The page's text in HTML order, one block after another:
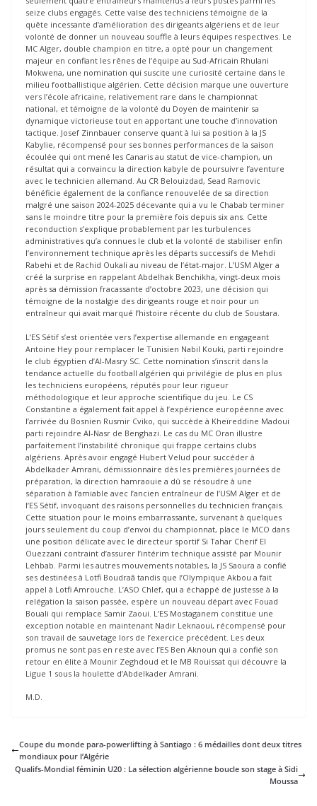
seize clubs engagés. Cette valse des techniciens témoigne de la
quête incessante d’amélioration des dirigeants algériens et de leur
volonté de donner un nouveau souffle à leurs équipes respectives. Le
MC Alger, double champion en titre, a opté pour un changement
majeur en confiant les rênes de l’équipe au Sud-Africain Rhulani
Mokwena, une nomination qui suscite une curiosité certaine dans le
milieu footballistique algérien. Cette décision marque une ouverture
vers l’école africaine, relativement rare dans le championnat
national, et témoigne de la volonté du Doyen de maintenir sa
dynamique victorieuse tout en apportant une touche d’innovation
tactique. Josef Zinnbauer conserve quant à lui sa position à la JS
Kabylie, récompensé pour ses bonnes performances de la saison
écoulée qui ont mené les Canaris au statut de vice-champion, un
résultat qui a convaincu la direction kabyle de poursuivre l’aventure
avec le technicien allemand. Au CR Belouizdad, Sead Ramovic
bénéficie également de la confiance renouvelée de sa direction
malgré une saison 2024-2025 décevante qui a vu le Chabab terminer
sans le moindre titre pour la première fois depuis six ans. Cette
reconduction s’explique probablement par les turbulences
administratives qu’a connues le club et la volonté de stabiliser enfin
l’environnement technique après les départs successifs de Mehdi
Rabehi et de Rachid Oukali au niveau de l’état-major. L’USM Alger a
créé la surprise en rappelant Abdelhak Benchikha, vingt-deux mois
après sa démission fracassante d’octobre 2023, une décision qui
témoigne de la nostalgie des dirigeants rouge et noir pour un
entraîneur qui avait marqué l’histoire récente du club de Soustara.
L’ES Sétif s’est orientée vers l’expertise allemande en engageant
Antoine Hey pour remplacer le Tunisien Nabil Kouki, parti rejoindre
le club égyptien d’Al-Masry SC. Cette nomination s’inscrit dans la
tendance actuelle du football algérien qui privilégie de plus en plus
les techniciens européens, réputés pour leur rigueur
méthodologique et leur approche scientifique du jeu. Le CS
Constantine a également fait appel à l’expérience européenne avec
l’arrivée du Bosnien Rusmir Cviko, qui succède à Kheïreddine Madoui
parti rejoindre Al-Nasr de Benghazi. Le cas du MC Oran illustre
parfaitement l’instabilité chronique qui frappe certains clubs
algériens. Après avoir engagé Hubert Velud pour succéder à
Abdelkader Amrani, démissionnaire dès les premières journées de
préparation, la direction hamraouie a dû se résoudre à une
séparation à l’amiable avec l’ancien entraîneur de l’USM Alger et de
l’ES Sétif, invoquant des raisons personnelles du technicien français.
Cette situation pour le moins embarrassante, survenant à quelques
jours seulement du coup d’envoi du championnat, place le MCO dans
une position délicate avec le directeur sportif Si Tahar Cherif El
Ouezzani contraint d’assurer l’intérim technique assisté par Mounir
Lehbab. Parmi les autres mouvements notables, la JS Saoura a confié
ses destinées à Lotfi Boudraâ tandis que l’Olympique Akbou a fait
appel à Lotfi Amrouche. L’ASO Chlef, qui a échappé de justesse à la
relégation la saison passée, espère un nouveau départ avec Fouad
Bouali qui remplace Samir Zaoui. L’ES Mostaganem constitue une
exception notable en maintenant Nadir Leknaoui, récompensé pour
son travail de sauvetage lors de l’exercice précédent. Les deux
promus ne sont pas en reste avec l’ES Ben Aknoun qui a confié son
retour en élite à Mounir Zeghdoud et le MB Rouissat qui découvre la
Ligue 1 sous la houlette d’Abdelkader Amrani.
M.D.
Coupe du monde para-powerlifting à Santiago : 6 médailles dont deux titres
mondiaux pour l’Algérie
Qualifs-Mondial féminin U20 : La sélection algérienne boucle son stage à Sidi
Moussa